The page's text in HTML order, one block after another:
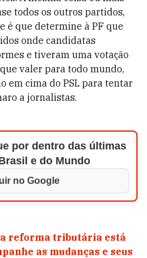
todos os outros partidos,
é que determine à PF que
onde candidatas
e tiveram uma votação
valer para todo mundo,
em cima do PSL para tentar
a jornalistas.
por dentro das últimas
e do Mundo
no Google
reforma tributária está
as mudanças e seus